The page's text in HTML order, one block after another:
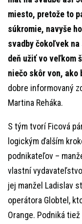
miesto, pretože to
súkromie, navyše
svadby čokoľvek
deň užiť vo veľkom
niečo skôr von, ako
dobre informovaný
Martina Reháka.
S tým tvorí Ficová
logickým ďalším
podnikateľov –
vlastní
jej manžel Ladislav
operátora Globtel,
Orange. Podniká